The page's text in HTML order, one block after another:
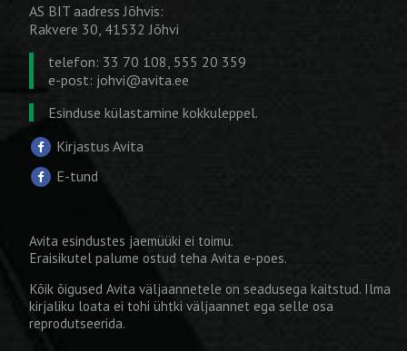
AS BIT aadress Jõhvis:
Rakvere 30, 41532 Jõhvi
telefon: 33 70 108, 555 20 359
e-post: johvi@avita.ee
Esinduse külastamine kokkuleppel.
Kirjastus Avita
E-tund
Avita esindustes jaemüüki ei toimu.
Eraisikutel palume ostud teha Avita e-poes.
Kõik õigused Avita väljaannetele on seadusega kaitstud. Ilma
kirjaliku loata ei tohi ühtki väljaannet ega selle osa
reprodutseerida.